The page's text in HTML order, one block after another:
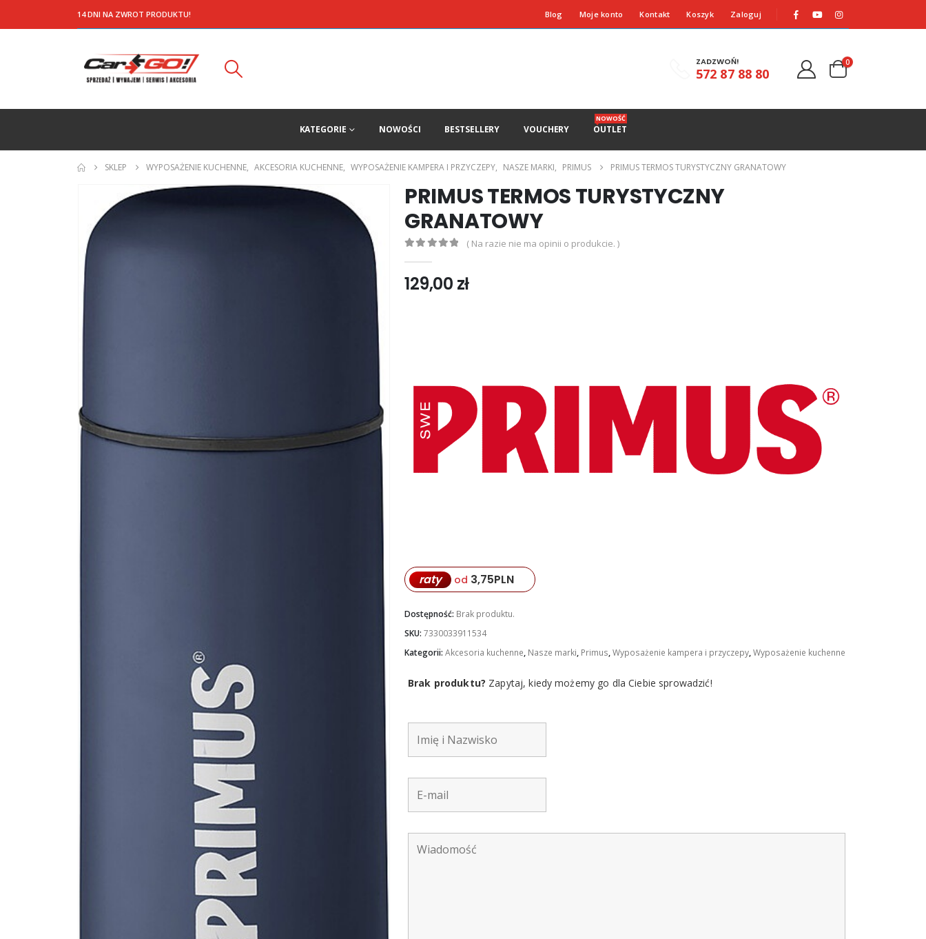
14 DNI NA ZWROT PRODUKTU! Blog Moje konto Kontakt Koszyk Zaloguj
ZADZWOŃ!
572 87 88 80
0
KATEGORIE NOWOŚCI BESTSELLERY VOUCHERY OUTLET
NOWOŚĆ
SKLEP WYPOSAŻENIE KUCHENNE, AKCESORIA KUCHENNE, WYPOSAŻENIE KAMPERA I PRZYCZEPY, NASZE MARKI, PRIMUS PRIMUS TERMOS TURYSTYCZNY GRANATOWY
PRIMUS TERMOS TURYSTYCZNY
GRANATOWY
( Na razie nie ma opinii o produkcie. )
129,00 zł
raty od 3,75PLN
Dostępność: Brak produktu.
SKU: 7330033911534
Kategorii: Akcesoria kuchenne, Nasze marki, Primus,Wyposażenie kampera i przyczepy,Wyposażenie kuchenne
Brak produktu? Zapytaj, kiedy możemy go dla Ciebie sprowadzić!